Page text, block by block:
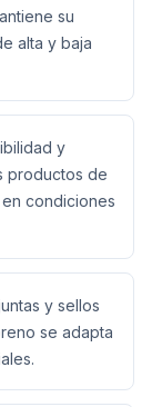
su
alta y baja
y
productos de
condiciones
y sellos
se adapta